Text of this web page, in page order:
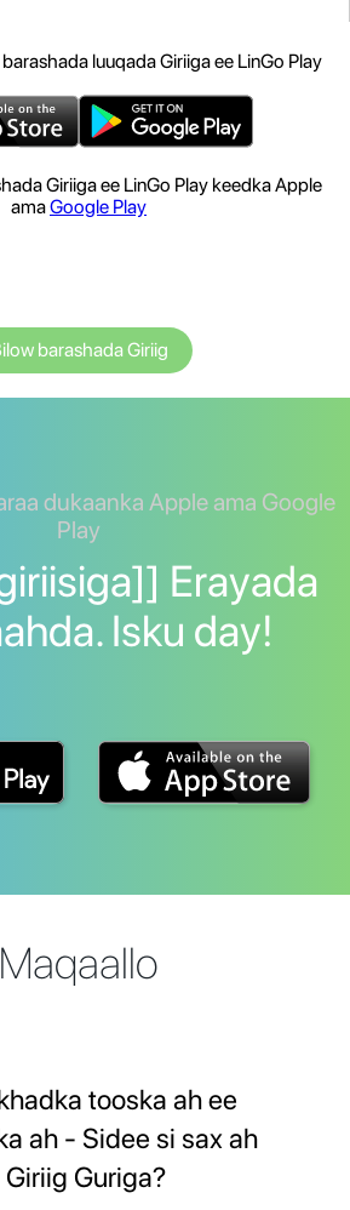
luuqada Giriiga ee LinGo Play
Giriiga ee LinGo Play keedka Apple
amaGoogle Play
barashada Giriig
dukaanka Apple ama Google
Play
Erayada
Isku day!
Maqaallo
tooska ah ee
ah - Sidee si sax ah
Guriga?